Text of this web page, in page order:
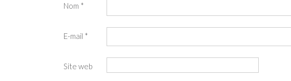
Nom *
E-mail *
Site web